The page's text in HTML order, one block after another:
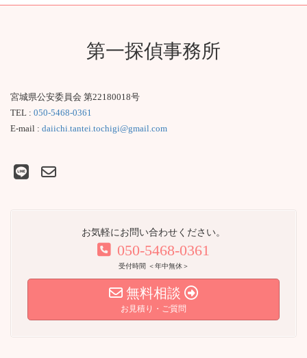
第一探偵事務所
宮城県公安委員会 第22180018号
TEL : 050-5468-0361
E-mail : daiichi.tantei.tochigi@gmail.com
お気軽にお問い合わせください。
050-5468-0361
受付時間 ＜年中無休＞
無料相談
お見積り・ご質問